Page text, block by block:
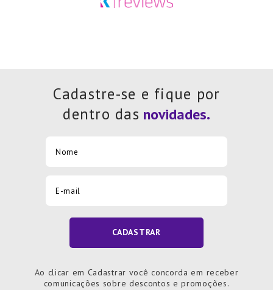
Cadastre-se e fique por
dentro das
CADASTRAR
Ao clicar em Cadastrar você concorda em receber
comunicações sobre descontos e promoções.